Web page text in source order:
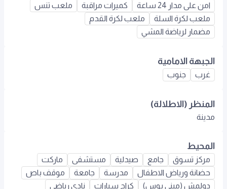
امن على مدار 24 ساعة
كميرات مراقبة
ملعب تنس
ملعب لكرة السلة
ملعب لكرة القدم
مضمار لرياضة المشي
الجبهة الامامية
غرب جنوب
المنظر (الاطلالة)
مدينة
المحيط
مركز تسوق جامع صيدلية مستشفى
ماركت
حضانة ورياض الاطفال
مدرسة جامعة
موقف باص
دولمش (ميني بوس)
كراج سيارات
نادي رياضي